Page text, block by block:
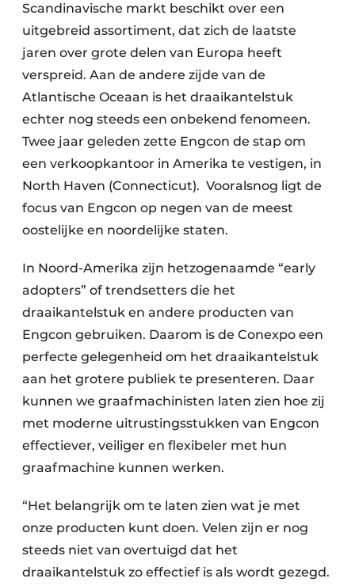
Scandinavische markt beschikt over een
uitgebreid assortiment, dat zich de laatste
jaren over grote delen van Europa heeft
verspreid. Aan de andere zijde van de
Atlantische Oceaan is het draaikantelstuk
echter nog steeds een onbekend fenomeen.
Twee jaar geleden zette Engcon de stap om
een verkoopkantoor in Amerika te vestigen, in
North Haven (Connecticut). Vooralsnog ligt de
focus van Engcon op negen van de meest
oostelijke en noordelijke staten.
In Noord-Amerika zijn hetzogenaamde “early
adopters” of trendsetters die het
draaikantelstuk en andere producten van
Engcon gebruiken. Daarom is de Conexpo een
perfecte gelegenheid om het draaikantelstuk
aan het grotere publiek te presenteren. Daar
kunnen we graafmachinisten laten zien hoe zij
met moderne uitrustingsstukken van Engcon
effectiever, veiliger en flexibeler met hun
graafmachine kunnen werken.
“Het belangrijk om te laten zien wat je met
onze producten kunt doen. Velen zijn er nog
steeds niet van overtuigd dat het
draaikantelstuk zo effectief is als wordt gezegd.